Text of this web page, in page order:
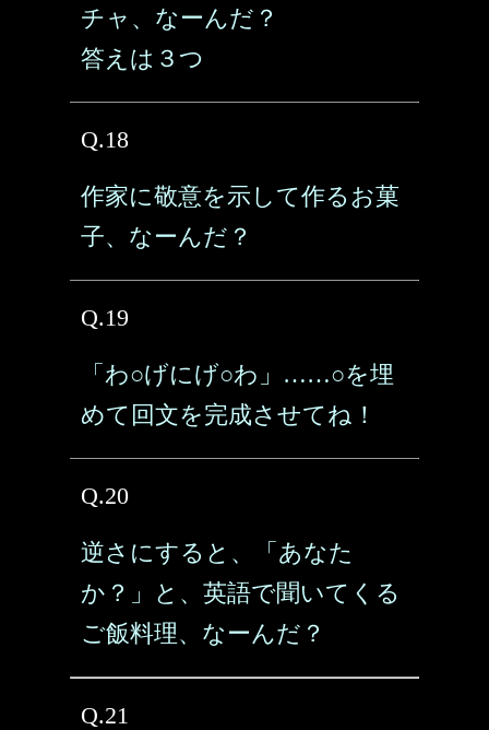
チャ、なーんだ？
答えは３つ
Q.18
作家に敬意を示して作るお菓
子、なーんだ？
Q.19
「わ○げにげ○わ」……○を埋
めて回文を完成させてね！
Q.20
逆さにすると、「あなた
か？」と、英語で聞いてくる
ご飯料理、なーんだ？
Q.21